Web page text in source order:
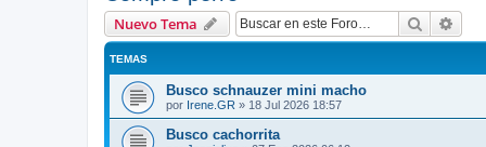
Nuevo Tema Buscar
TEMAS
Busco schnauzer mini macho
por Irene.GR » 18 Jul 2026 18:57
Busco cachorrita